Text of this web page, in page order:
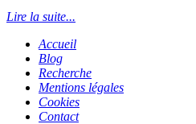
Lire la suite...
Accueil
Blog
Recherche
Mentions légales
Cookies
Contact